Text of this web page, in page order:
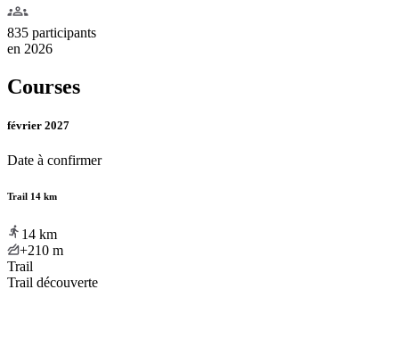
835 participants
en 2026
Courses
février 2027
Date à confirmer
Trail 14 km
14 km
+210 m
Trail
Trail découverte